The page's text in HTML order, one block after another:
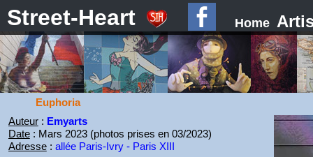
Street-Heart Home
Euphoria
Auteur: Emyarts
Date: Mars 2023 (photos prises en 03/2023)
Adresse: allée Paris-Ivry - Paris XIII